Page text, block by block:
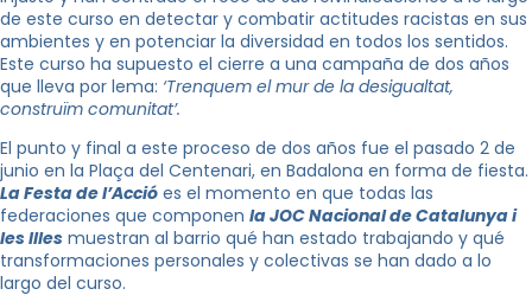
de este curso en detectar y combatir actitudes racistas en sus
ambientes y en potenciar la diversidad en todos los sentidos.
Este curso ha supuesto el cierre a una campaña de dos años
que lleva por lema: ‘Trenquem el mur de la desigualtat,
construïm comunitat’.
El punto y final a este proceso de dos años fue el pasado 2 de
junio en la Plaça del Centenari, en Badalona en forma de fiesta.
La Festa de l’Acció es el momento en que todas las
federaciones que componen la JOC Nacional de Catalunya i
les Illes muestran al barrio qué han estado trabajando y qué
transformaciones personales y colectivas se han dado a lo
largo del curso.